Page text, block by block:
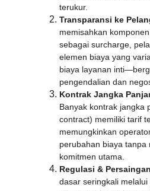
terukur.
Transparansi ke
memisahkan
sebagai surcharge,
elemen biaya yang
biaya layanan
pengendalian dan
Kontrak Jangka
Banyak kontrak jangka
contract) memiliki tarif
memungkinkan
perubahan biaya tanpa
komitmen utama.
Regulasi &
dasar seringkali